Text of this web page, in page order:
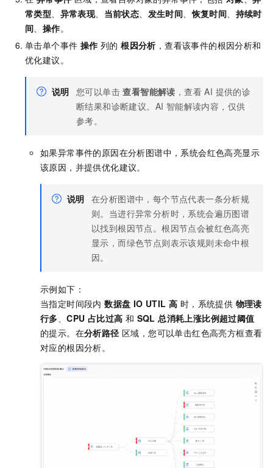
常类型、 异常表现、 当前状态、 发生时间、恢复时间、 持续时
间、 操作。
单击单个事件 操作 列的根因分析，查看该事件的根因分析和
优化建议。
说明 您可以单击查看智能解读 ，查看 AI 提供的诊
断结果和诊断建议。AI 智能解读内容，仅供
参考。
如果异常事件的原因在分析图谱中，系统会红色高亮显示
该原因，并提供优化建议。
说明 在分析图谱中，每个节点代表一条分析规
则。当进行异常分析时，系统会遍历图谱
以找到根因节点。根因节点会被红色高亮
显示，而绿色节点则表示该规则未命中根
因。
示例如下：
当指定时间段内数据盘 IO UTIL 高 时，系统提供 物理读
行多、CPU 占比过高 和 SQL 总消耗上涨比例超过阈值
的提示。在分析路径 区域，您可以单击红色高亮方框查看
对应的根因分析。